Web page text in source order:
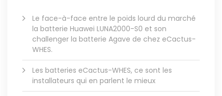
Le face-à-face entre le poids lourd du marché
la batterie Huawei LUNA2000-S0 et son
challenger la batterie Agave de chez eCactus-
WHES.
Les batteries eCactus-WHES, ce sont les
installateurs qui en parlent le mieux